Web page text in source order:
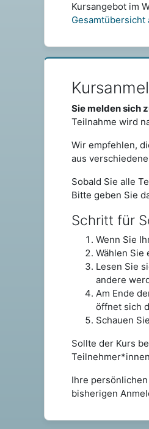
Kursangebot im
Sie melden sich
Teilnahme wird
Wir empfehlen,
aus
Sobald Sie alle
Bitte geben Sie
Schritt für
Wenn Sie
Wählen Sie
Lesen Sie
andere
Am Ende
öffnet sich
Schauen
Sollte der Kurs
Ihre
bisherigen